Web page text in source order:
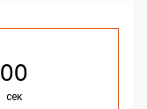
00
сек